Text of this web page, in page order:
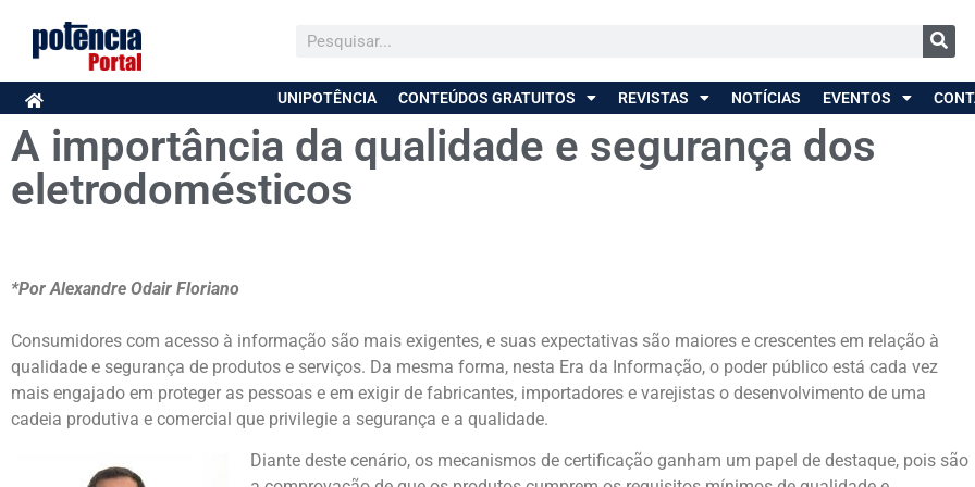
UNIPOTÊNCIA CONTEÚDOS GRATUITOS REVISTAS NOTÍCIAS EVENTOS
A importância da qualidade e segurança dos
eletrodomésticos
*Por Alexandre Odair Floriano
Consumidores com acesso à informação são mais exigentes, e suas expectativas são maiores e crescentes em relação à
qualidade e segurança de produtos e serviços. Da mesma forma, nesta Era da Informação, o poder público está cada vez
mais engajado em proteger as pessoas e em exigir de fabricantes, importadores e varejistas o desenvolvimento de uma
cadeia produtiva e comercial que privilegie a segurança e a qualidade.
Diante deste cenário, os mecanismos de certificação ganham um papel de destaque, pois são